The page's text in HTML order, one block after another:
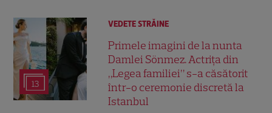
13
VEDETE STRĂINE
Primele imagini de la nunta
Damlei Sönmez. Actrița din
„Legea familiei” s-a căsătorit
într-o ceremonie discretă la
Istanbul